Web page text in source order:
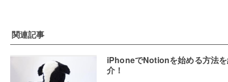
関連記事
iPhoneでNotionを始める方法
介！